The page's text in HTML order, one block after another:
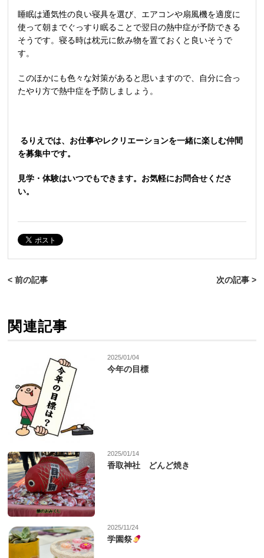
睡眠は通気性の良い寝具を選び、エアコンや扇風機を適度に
使って朝までぐっすり眠ることで翌日の熱中症が予防できる
そうです。寝る時は枕元に飲み物を置ておくと良いそうで
す。
このほかにも色々な対策があると思いますので、自分に合っ
たやり方で熱中症を予防しましょう。
るりえでは、お仕事やレクリエーションを一緒に楽しむ仲間
を募集中です。
見学・体験はいつでもできます。お気軽にお問合せくださ
い。
< 前の記事 次の記事 >
関連記事
2025/01/04
今年の目標
2025/01/14
香取神社 どんど焼き
2025/11/24
学園祭